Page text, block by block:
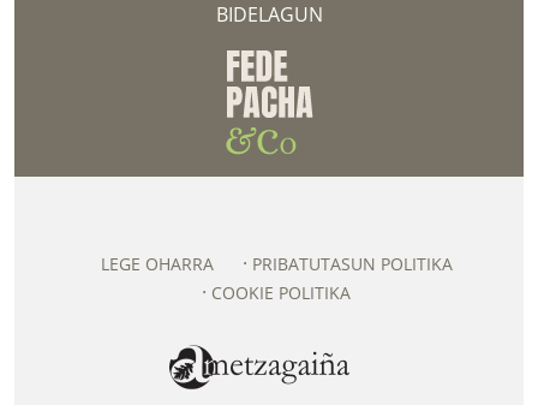
BIDELAGUN
LEGE OHARRA
PRIBATUTASUN POLITIKA
COOKIE POLITIKA